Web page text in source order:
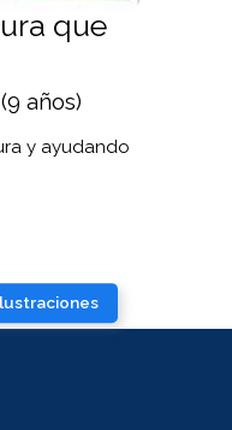
que
años)
y ayudando